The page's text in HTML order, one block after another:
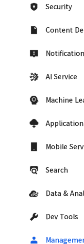
Security
Content
Notification
AI Service
Machine
Mobile
Search
Data &
Dev Tools